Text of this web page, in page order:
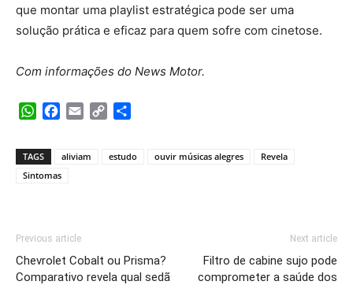
que montar uma playlist estratégica pode ser uma
solução prática e eficaz para quem sofre com cinetose.
Com informações do News Motor.
WhatsApp
Facebook
Email Copy
TAGS aliviam estudo ouvir músicas alegres
Revela
Sintomas
Previous article
Chevrolet Cobalt ou Prisma?
Comparativo revela qual sedã
Next article
Filtro de cabine sujo pode
comprometer a saúde dos